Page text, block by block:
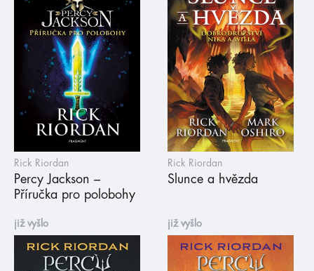
Rick Riordan
Percy Jackson –
Příručka pro polobohy
Rick Riordan
Slunce a hvězda
již vyšlo již vyšlo